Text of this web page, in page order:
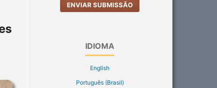
ENVIAR SUBMISSÃO
IDIOMA
English
Português (Brasil)